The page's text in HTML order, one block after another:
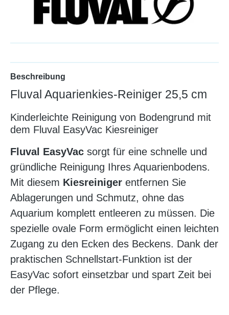
Beschreibung
Fluval Aquarienkies-Reiniger 25,5 cm
Kinderleichte Reinigung von Bodengrund mit
dem Fluval EasyVac Kiesreiniger
Fluval EasyVac sorgt für eine schnelle und
gründliche Reinigung Ihres Aquarienbodens.
Mit diesem Kiesreiniger entfernen Sie
Ablagerungen und Schmutz, ohne das
Aquarium komplett entleeren zu müssen. Die
spezielle ovale Form ermöglicht einen leichten
Zugang zu den Ecken des Beckens. Dank der
praktischen Schnellstart-Funktion ist der
EasyVac sofort einsetzbar und spart Zeit bei
der Pflege.